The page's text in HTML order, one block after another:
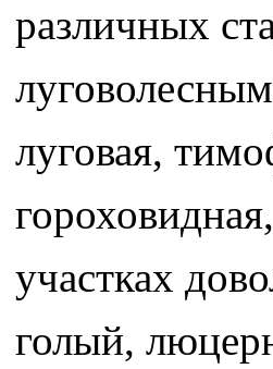
различных
луговая,
участках
голый,